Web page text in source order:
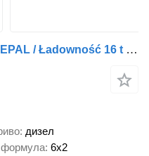
Scania R540 6x2 / Firanka 19 EPAL / Ładowność 16 t / DMC 68 t
дизел
формула 6x2